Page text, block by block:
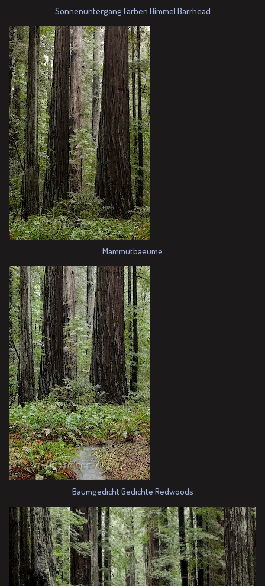
Sonnenuntergang Farben Himmel Barrhead
Mammutbaeume
Baumgedicht Gedichte Redwoods